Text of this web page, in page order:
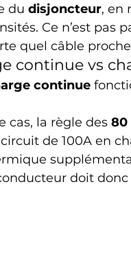
du disjoncteur, en
Ce n’est pas
quel câble
continue vs
continue
cas, la règle des 80
de 100A en
doit